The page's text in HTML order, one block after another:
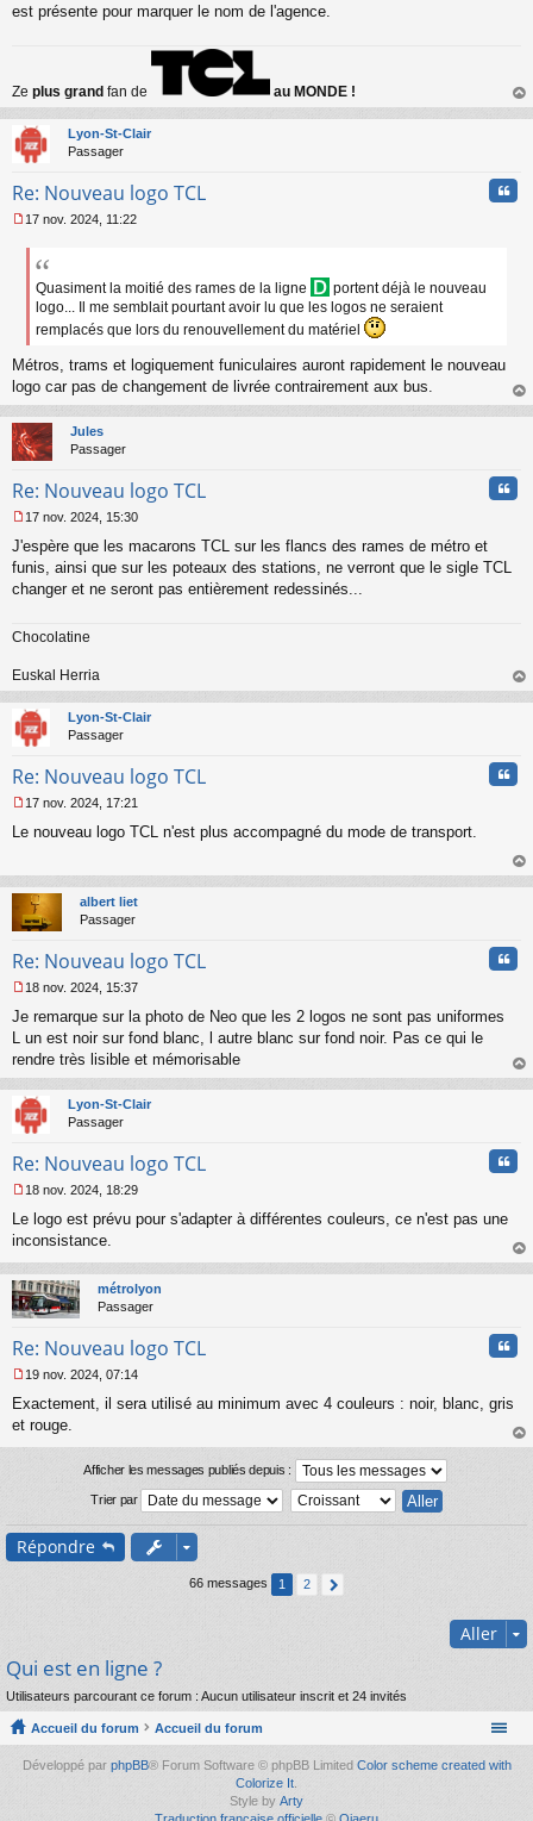
est présente pour marquer le nom de l'agence.
Ze plus grand fan de au MONDE !
au
Lyon-St-Clair
Passager
Re: Nouveau logo TCL
e
n
o
n
u
17 nov. 2024, 11:22
Quasiment la moitié des rames de la ligne
portent déjà le nouveau
logo... Il me semblait pourtant avoir lu que les logos ne seraient
remplacés que lors du renouvellement du matériel
Métros, trams et logiquement funiculaires auront rapidement le nouveau
logo car pas de changement de livrée contrairement aux bus.
au
Jules
Passager
Re: Nouveau logo TCL
e
s
s
e
o
n
l
u
17 nov. 2024, 15:30
J'espère que les macarons TCL sur les flancs des rames de métro et
funis, ainsi que sur les poteaux des stations, ne verront que le sigle TCL
changer et ne seront pas entièrement redessinés...
Chocolatine
Euskal Herria
au
Lyon-St-Clair
Passager
Re: Nouveau logo TCL
e
a
g
e
o
l
u
17 nov. 2024, 17:21
Le nouveau logo TCL n'est plus accompagné du mode de transport.
au
albert liet
Passager
Re: Nouveau logo TCL
e
s
s
g
e
n
n
u
18 nov. 2024, 15:37
Je remarque sur la photo de Neo que les 2 logos ne sont pas uniformes
L un est noir sur fond blanc, l autre blanc sur fond noir. Pas ce qui le
rendre très lisible et mémorisable
au
Lyon-St-Clair
Passager
Re: Nouveau logo TCL
e
s
a
g
e
o
l
u
18 nov. 2024, 18:29
Le logo est prévu pour s'adapter à différentes couleurs, ce n'est pas une
inconsistance.
au
métrolyon
Passager
Re: Nouveau logo TCL
e
s
o
n
l
19 nov. 2024, 07:14
Exactement, il sera utilisé au minimum avec 4 couleurs : noir, blanc, gris
et rouge.
au
Afficher les messages publiés depuis :
Trier par
Répondre
66 messages 1 2
Aller
Qui est en ligne ?
Utilisateurs parcourant ce forum : Aucun utilisateur inscrit et 24 invités
Accueil du forum Accueil du forum
Développé par phpBB® Forum Software © phpBB Limited Color scheme created with
Colorize It
Style by Arty